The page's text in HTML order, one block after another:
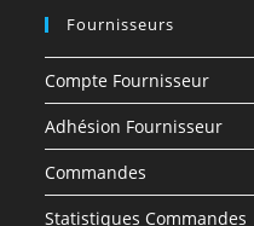
Fournisseurs
Compte Fournisseur
Adhésion Fournisseur
Commandes
Statistiques Commandes